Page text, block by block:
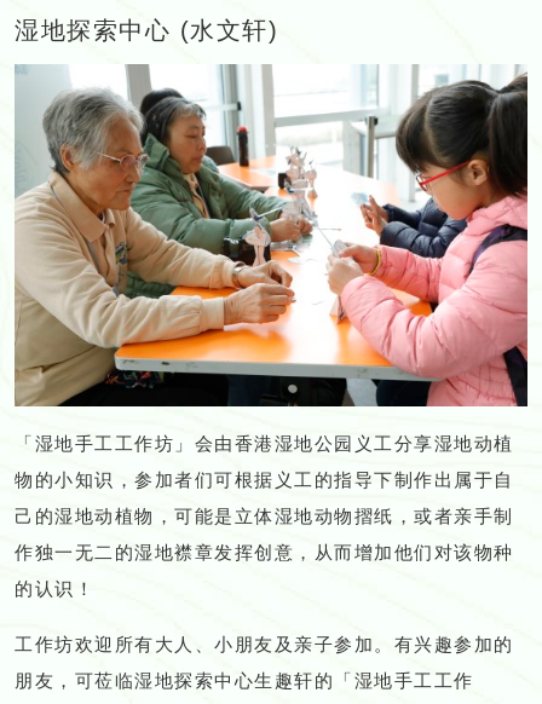
湿地探索中心 (水文轩)
「湿地手工工作坊」会由香港湿地公园义工分享湿地动植
物的小知识，参加者们可根据义工的指导下制作出属于自
己的湿地动植物，可能是立体湿地动物摺纸，或者亲手制
作独一无二的湿地襟章发挥创意，从而增加他们对该物种
的认识！
工作坊欢迎所有大人、小朋友及亲子参加。有兴趣参加的
朋友，可莅临湿地探索中心生趣轩的「湿地手工工作